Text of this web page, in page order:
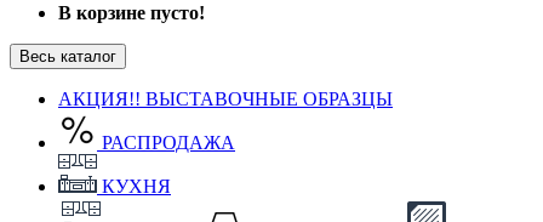
В корзине пусто!
Весь каталог
АКЦИЯ!! ВЫСТАВОЧНЫЕ ОБРАЗЦЫ
РАСПРОДАЖА
КУХНЯ